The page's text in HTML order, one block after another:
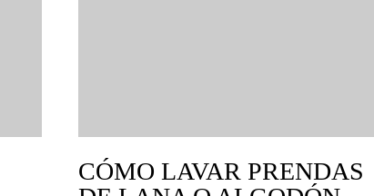
CÓMO LAVAR PRENDAS